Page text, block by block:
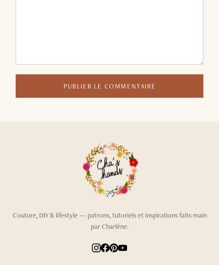
PUBLIER LE COMMENTAIRE
Couture, DIY & lifestyle — patrons, tutoriels et inspirations faits main
par Charlène.